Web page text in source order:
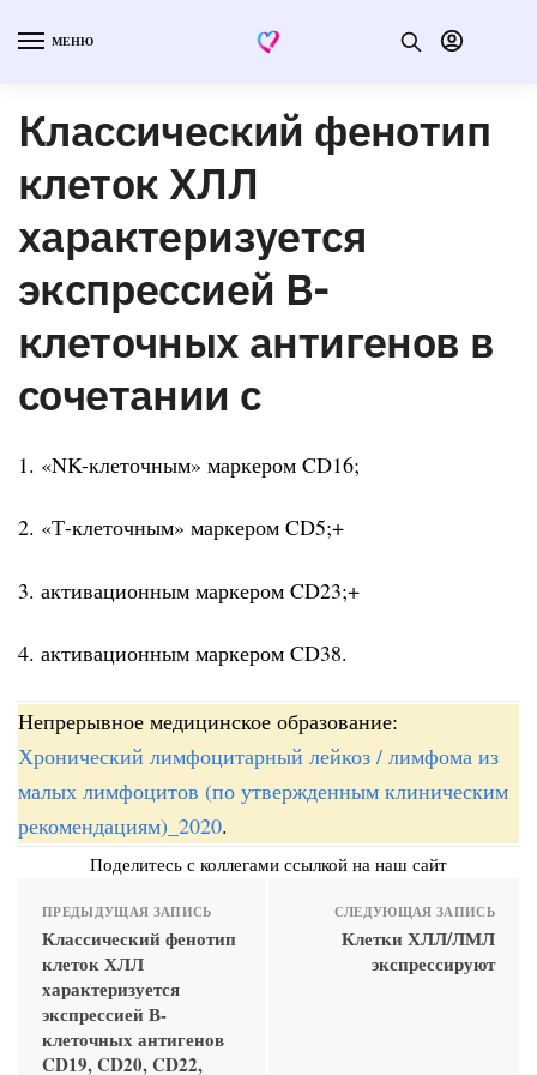
МЕНЮ
Классический фенотип
клеток ХЛЛ
характеризуется
экспрессией В-
клеточных антигенов в
сочетании с
1. «NK-клеточным» маркером CD16;
2. «Т-клеточным» маркером CD5;+
3. активационным маркером CD23;+
4. активационным маркером CD38.
Непрерывное медицинское образование:
Хронический лимфоцитарный лейкоз / лимфома из
малых лимфоцитов (по утвержденным клиническим
рекомендациям)_2020.
Поделитесь с коллегами ссылкой на наш сайт
ПРЕДЫДУЩАЯ ЗАПИСЬ
Классический фенотип
клеток ХЛЛ
характеризуется
экспрессией В-
клеточных антигенов
CD19, CD20, CD22,
СЛЕДУЮЩАЯ ЗАПИСЬ
Клетки ХЛЛ/ЛМЛ
экспрессируют